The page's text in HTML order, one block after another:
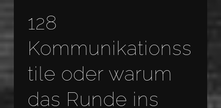
128
Kommunikationss
tile oder warum
das Runde ins